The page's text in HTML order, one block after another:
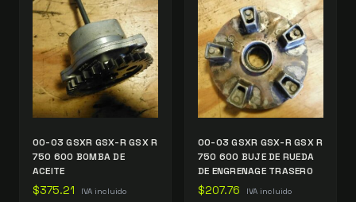
00-03 GSXR GSX-R GSX R
750 600 BOMBA DE
ACEITE
$375.21 IVA incluido
00-03 GSXR GSX-R GSX R
750 600 BUJE DE RUEDA
DE ENGRENAGE TRASERO
$207.76 IVA incluido